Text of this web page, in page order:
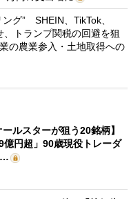
グ” SHEIN、TikTok、
トランプ関税の回避を狙
の農業参入・土地取得への
ールスターが狙う20銘柄】
億円超」90歳現役トレーダ